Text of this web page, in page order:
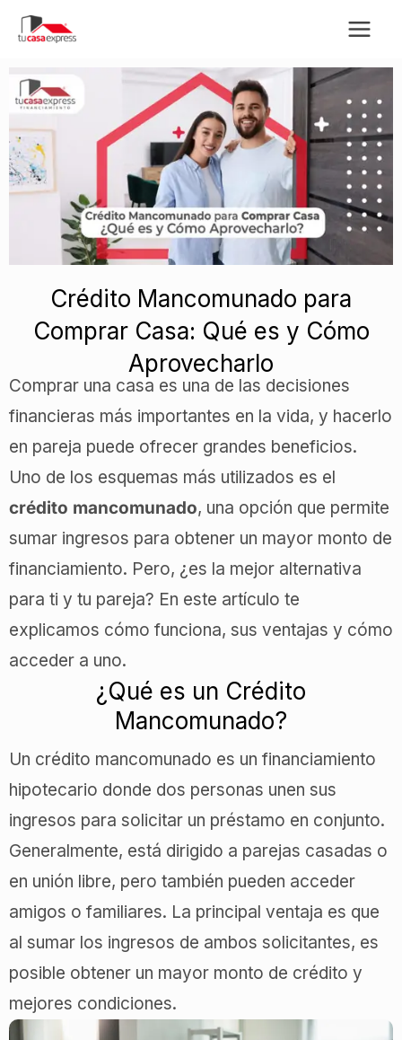
Crédito Mancomunado para
Comprar Casa: Qué es y Cómo
Aprovecharlo
Comprar una casa es una de las decisiones
financieras más importantes en la vida, y hacerlo
en pareja puede ofrecer grandes beneficios.
Uno de los esquemas más utilizados es el
crédito mancomunado, una opción que permite
sumar ingresos para obtener un mayor monto de
financiamiento. Pero, ¿es la mejor alternativa
para ti y tu pareja? En este artículo te
explicamos cómo funciona, sus ventajas y cómo
acceder a uno.
¿Qué es un Crédito
Mancomunado?
Un crédito mancomunado es un financiamiento
hipotecario donde dos personas unen sus
ingresos para solicitar un préstamo en conjunto.
Generalmente, está dirigido a parejas casadas o
en unión libre, pero también pueden acceder
amigos o familiares. La principal ventaja es que
al sumar los ingresos de ambos solicitantes, es
posible obtener un mayor monto de crédito y
mejores condiciones.